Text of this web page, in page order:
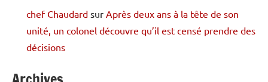
chef Chaudard sur Après deux ans à la tête de son
unité, un colonel découvre qu’il est censé prendre des
décisions